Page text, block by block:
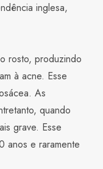
inglesa,
rosto, produzindo
à acne. Esse
As
quando
grave. Esse
anos e raramente